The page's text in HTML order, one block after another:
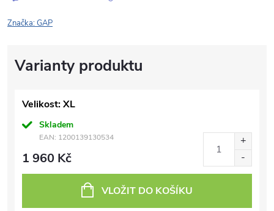
Značka:GAP
Velikost: XL
Skladem
EAN: 1200139130534
1 960 Kč
VLOŽIT DO KOŠÍKU